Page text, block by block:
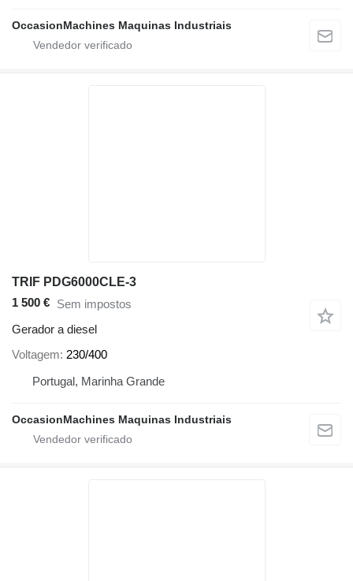
OccasionMachines Maquinas Industriais
TRIF PDG6000CLE-3
1 500 € Sem impostos
Gerador a diesel
Voltagem 230/400
Portugal, Marinha Grande
OccasionMachines Maquinas Industriais